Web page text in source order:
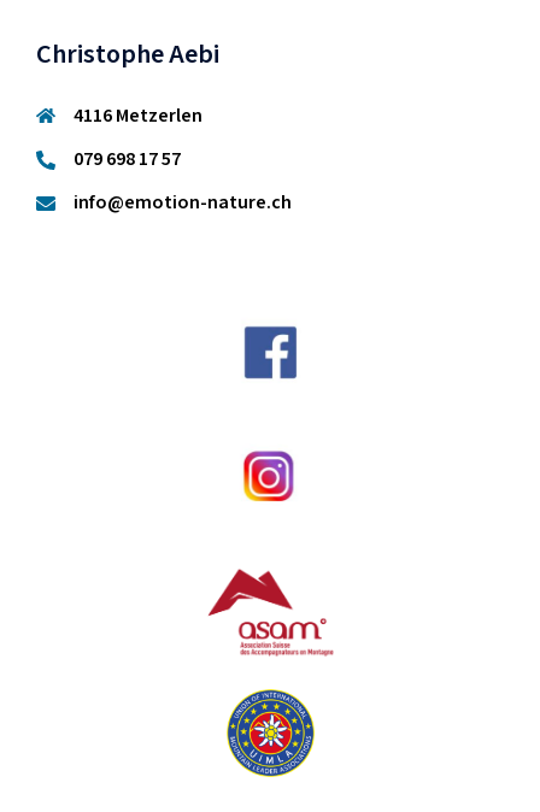
Christophe Aebi
4116 Metzerlen
079 698 17 57
info@emotion-nature.ch